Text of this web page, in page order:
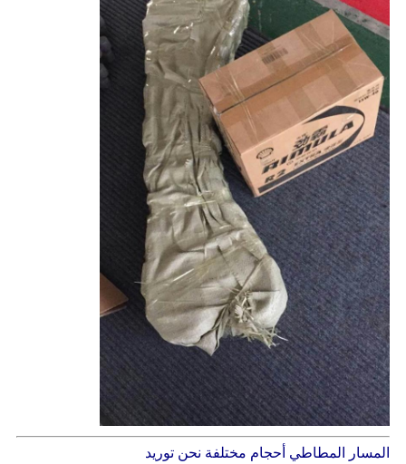
المسار المطاطي أحجام مختلفة نحن توريد